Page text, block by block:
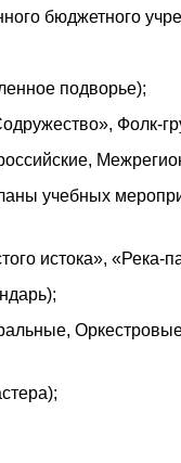
бюджетного
подворье);
Фолк-
учебных
истока», «Река-